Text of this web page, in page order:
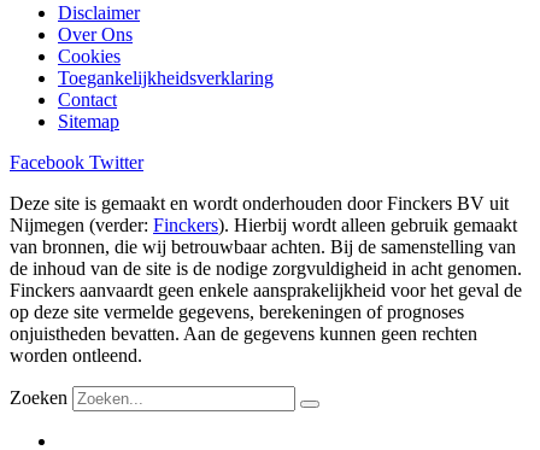
Disclaimer
Over Ons
Cookies
Toegankelijkheidsverklaring
Contact
Sitemap
Facebook Twitter
Deze site is gemaakt en wordt onderhouden door Finckers BV uit
Nijmegen (verder: Finckers). Hierbij wordt alleen gebruik gemaakt
van bronnen, die wij betrouwbaar achten. Bij de samenstelling van
de inhoud van de site is de nodige zorgvuldigheid in acht genomen.
Finckers aanvaardt geen enkele aansprakelijkheid voor het geval de
op deze site vermelde gegevens, berekeningen of prognoses
onjuistheden bevatten. Aan de gegevens kunnen geen rechten
worden ontleend.
Zoeken